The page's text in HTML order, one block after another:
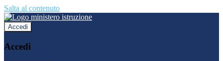
Salta al contenuto
Accedi
Accedi